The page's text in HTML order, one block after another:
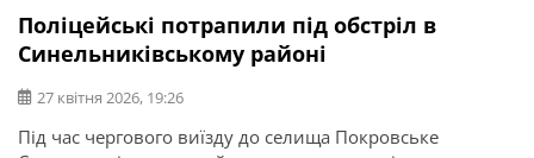
Поліцейські потрапили під обстріл в
Синельниківському районі
27 квітня 2026, 19:26
Під час чергового виїзду до селища Покровське